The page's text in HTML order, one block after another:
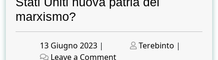
marxismo?
Posted
on
13 Giugno 2023 |
Posted
Terebinto |
Leave a Commenton